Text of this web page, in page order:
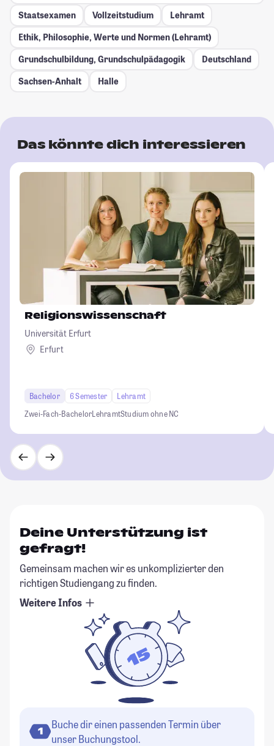
Staatsexamen
Vollzeitstudium
Lehramt
Ethik, Philosophie, Werte und Normen (Lehramt)
Grundschulbildung, Grundschulpädagogik
Deutschland
Sachsen-Anhalt
Halle
Das könnte dich interessieren
Religionswissenschaft
Universität Erfurt
Erfurt
Bachelor 6 Semester
Lehramt
Zwei-Fach-BachelorLehramtStudium ohne NC
Deine Unterstützung ist
gefragt!
Gemeinsam machen wir es unkomplizierter den
richtigen Studiengang zu finden.
Weitere Infos
1
Buche dir einen passenden Termin über
unser Buchungstool.